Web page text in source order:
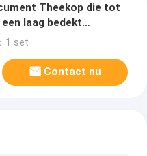
Theekop die tot
laag bedekt
1 set
Contact nu